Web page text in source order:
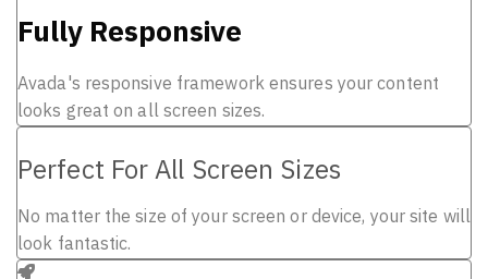
Fully Responsive
Avada's responsive framework ensures your content
looks great on all screen sizes.
Perfect For All Screen Sizes
No matter the size of your screen or device, your site will
look fantastic.